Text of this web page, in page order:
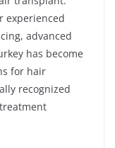
experienced
advanced
has become
for hair
recognized